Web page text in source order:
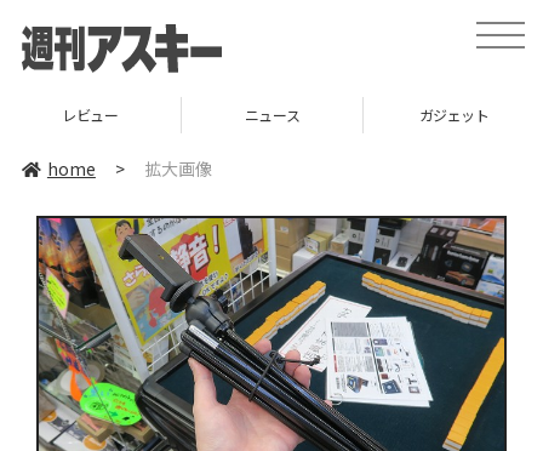
toggle
レビュー ニュース ガジェット
home > 拡大画像